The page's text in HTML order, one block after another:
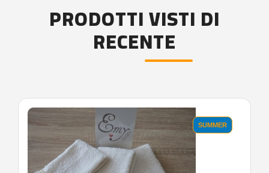
PRODOTTI VISTI DI
RECENTE
'.'
SUMMER